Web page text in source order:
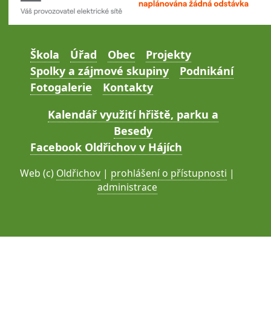
Škola Úřad Obec
Projekty
Spolky a zájmové skupiny
Podnikání
Fotogalerie
Kontakty
Kalendář využití hřiště, parku a
Besedy
Facebook Oldřichov v Hájích
Web (c) Oldřichov | prohlášení o přístupnosti |
administrace